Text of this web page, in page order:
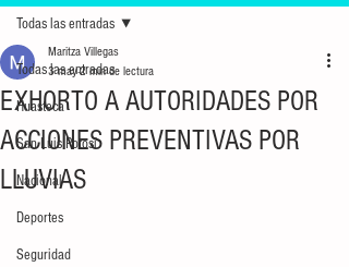
Todas las entradas
Huasteca
San Luis Potosí
Nacional
Deportes
Seguridad
Todas las entradas
EXHORTO A AUTORIDADES POR
ACCIONES PREVENTIVAS POR
LLUVIAS
Maritza Villegas
3 may2 min de lectura